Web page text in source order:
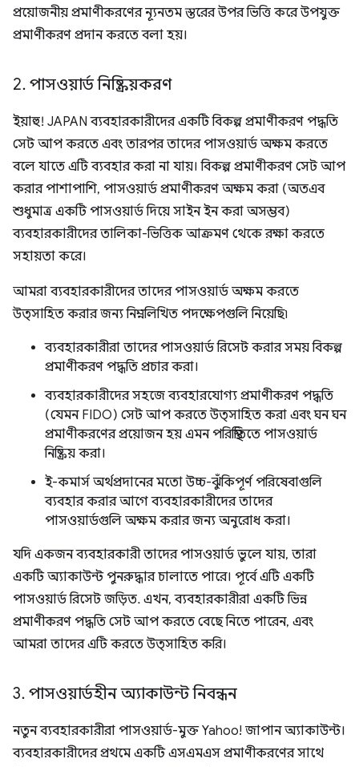
প্রয়োজনীয় প্রমাণীকরণের ন্যূনতম স্তরের উপর ভিত্তি করে উপযুক্ত
প্রমাণীকরণ প্রদান করতে বলা হয়।
2. পাসওয়ার্ড নিষ্ক্রিয়করণ
ইয়াহু! JAPAN ব্যবহারকারীদের একটি বিকল্প প্রমাণীকরণ পদ্ধতি
সেট আপ করতে এবং তারপর তাদের পাসওয়ার্ড অক্ষম করতে
বলে যাতে এটি ব্যবহার করা না যায়। বিকল্প প্রমাণীকরণ সেট আপ
করার পাশাপাশি, পাসওয়ার্ড প্রমাণীকরণ অক্ষম করা (অতএব
শুধুমাত্র একটি পাসওয়ার্ড দিয়ে সাইন ইন করা অসম্ভব)
ব্যবহারকারীদের তালিকা-ভিত্তিক আক্রমণ থেকে রক্ষা করতে
সহায়তা করে।
আমরা ব্যবহারকারীদের তাদের পাসওয়ার্ড অক্ষম করতে
উত্সাহিত করার জন্য নিম্নলিখিত পদক্ষেপগুলি নিয়েছি৷
ব্যবহারকারীরা তাদের পাসওয়ার্ড রিসেট করার সময় বিকল্প
প্রমাণীকরণ পদ্ধতি প্রচার করা।
ব্যবহারকারীদের সহজে ব্যবহারযোগ্য প্রমাণীকরণ পদ্ধতি
(যেমন FIDO) সেট আপ করতে উত্সাহিত করা এবং ঘন ঘন
প্রমাণীকরণের প্রয়োজন হয় এমন পরিস্থিতিতে পাসওয়ার্ড
নিষ্ক্রিয় করা।
ই-কমার্স অর্থপ্রদানের মতো উচ্চ-ঝুঁকিপূর্ণ পরিষেবাগুলি
ব্যবহার করার আগে ব্যবহারকারীদের তাদের
পাসওয়ার্ডগুলি অক্ষম করার জন্য অনুরোধ করা।
যদি একজন ব্যবহারকারী তাদের পাসওয়ার্ড ভুলে যায়, তারা
একটি অ্যাকাউন্ট পুনরুদ্ধার চালাতে পারে। পূর্বে এটি একটি
পাসওয়ার্ড রিসেট জড়িত. এখন, ব্যবহারকারীরা একটি ভিন্ন
প্রমাণীকরণ পদ্ধতি সেট আপ করতে বেছে নিতে পারেন, এবং
আমরা তাদের এটি করতে উত্সাহিত করি।
3. পাসওয়ার্ডহীন অ্যাকাউন্ট নিবন্ধন
নতুন ব্যবহারকারীরা পাসওয়ার্ড-মুক্ত Yahoo! জাপান অ্যাকাউন্ট।
ব্যবহারকারীদের প্রথমে একটি এসএমএস প্রমাণীকরণের সাথে